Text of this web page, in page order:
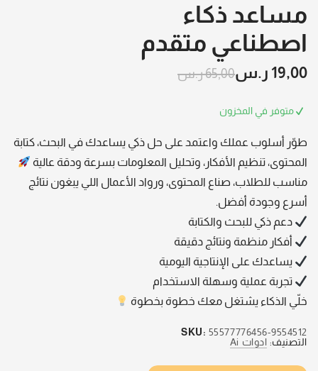
مساعد ذكاء
اصطناعي متقدم
65,00ر.س 19,00 ر.س
متوفر في المخزون
طوّر أسلوب عملك واعتمد على حل ذكي يساعدك في البحث، كتابة
المحتوى، تنظيم الأفكار، وتحليل المعلومات بسرعة ودقة عالية
مناسب للطلاب، صناع المحتوى، ورواد الأعمال اللي يبغون نتائج
أسرع وجودة أفضل.
دعم ذكي للبحث والكتابة
أفكار منظمة ونتائج دقيقة
يساعدك على الإنتاجية اليومية
تجربة عملية وسهلة الاستخدام
خلّي الذكاء يشتغل معك خطوة بخطوة
SKU: 55577776456-9554512
التصنيف: ادوات Ai